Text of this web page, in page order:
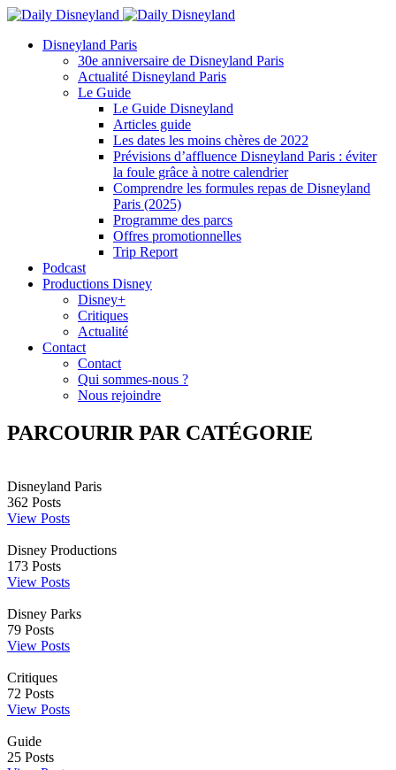
Disneyland Paris
30e anniversaire de Disneyland Paris
Actualité Disneyland Paris
Le Guide
Le Guide Disneyland
Articles guide
Les dates les moins chères de 2022
Prévisions d’affluence Disneyland Paris : éviter
la foule grâce à notre calendrier
Comprendre les formules repas de Disneyland
Paris (2025)
Programme des parcs
Offres promotionnelles
Trip Report
Podcast
Productions Disney
Disney+
Critiques
Actualité
Contact
Contact
Qui sommes-nous ?
Nous rejoindre
PARCOURIR PAR CATÉGORIE
Disneyland Paris
362 Posts
View Posts
Disney Productions
173 Posts
View Posts
Disney Parks
79 Posts
View Posts
Critiques
72 Posts
View Posts
Guide
25 Posts